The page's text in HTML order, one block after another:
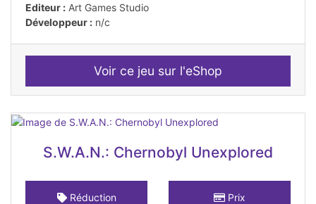
Editeur : Art Games Studio
Développeur : n/c
Voir ce jeu sur l'eShop
S.W.A.N.: Chernobyl Unexplored
Réduction Prix